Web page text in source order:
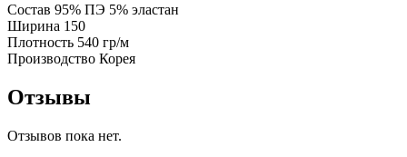
Состав 95% ПЭ 5% эластан
Ширина 150
Плотность 540 гр/м
Производство Корея
Отзывы
Отзывов пока нет.